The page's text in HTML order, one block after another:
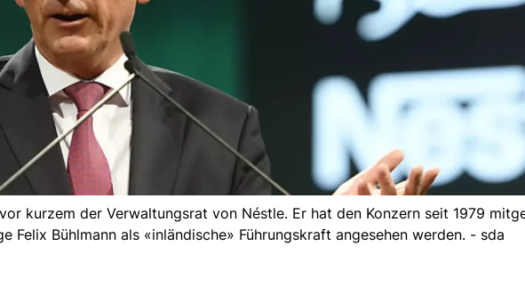
kurzem der Verwaltungsrat von Néstle. Er hat den Konzern seit 1979
Felix Bühlmann als «inländische» Führungskraft angesehen werden. - sda